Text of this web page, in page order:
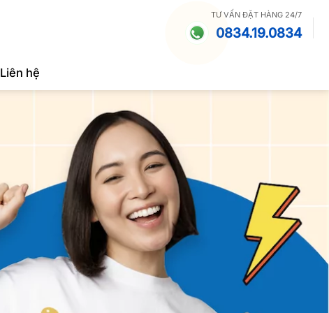
TƯ VẤN ĐẶT HÀNG 24/7
0834.19.0834
Liên hệ